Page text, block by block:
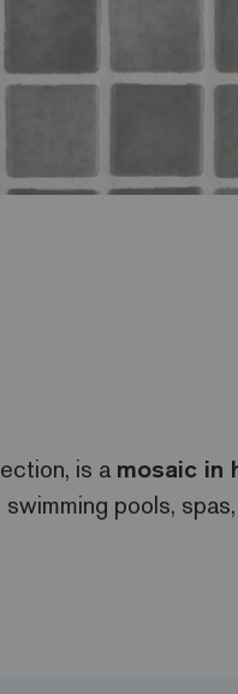
is a mosaic in
pools,